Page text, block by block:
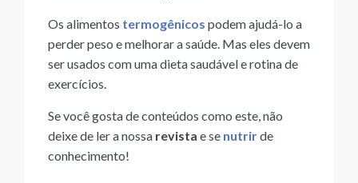
Os alimentos termogênicos podem ajudá-lo a
perder peso e melhorar a saúde. Mas eles devem
ser usados ​​com uma dieta saudável e rotina de
exercícios.
Se você gosta de conteúdos como este, não
deixe de ler a nossa revista e se nutrirde
conhecimento!